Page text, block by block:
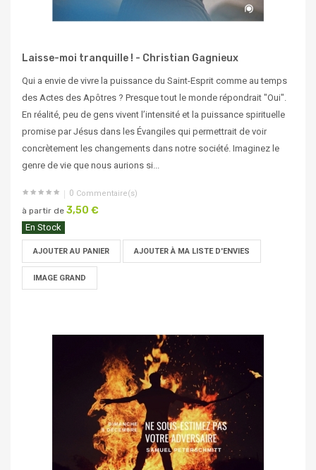
Laisse-moi tranquille ! - Christian Gagnieux
Qui a envie de vivre la puissance du Saint-Esprit comme au temps
des Actes des Apôtres ? Presque tout le monde répondrait "Oui".
En réalité, peu de gens vivent l’intensité et la puissance spirituelle
promise par Jésus dans les Évangiles qui permettrait de voir
concrètement les changements dans notre société. Imaginez le
genre de vie que nous aurions si...
0 Commentaire(s)
à partir de 3,50 €
En Stock
AJOUTER AU PANIER AJOUTER À MA LISTE D'ENVIES
IMAGE GRAND